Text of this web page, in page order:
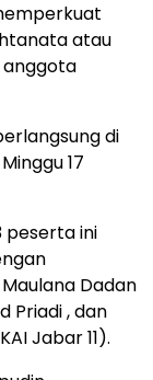
atau
anggota
di
17
peserta ini
Dadan
Priadi , dan
Jabar 11).